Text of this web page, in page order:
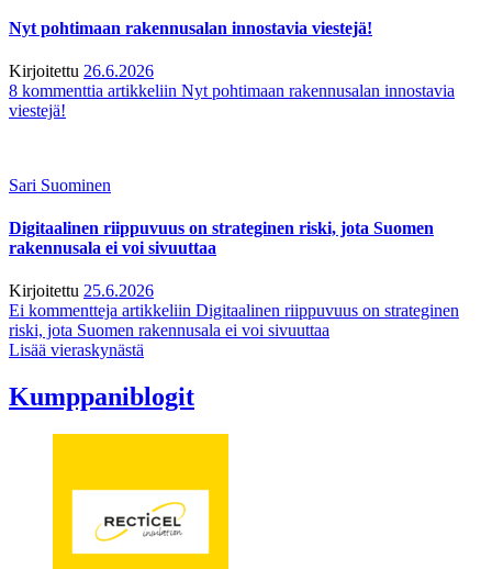
Nyt pohtimaan rakennusalan innostavia viestejä!
Kirjoitettu 26.6.2026
8 kommenttia artikkeliin Nyt pohtimaan rakennusalan innostavia
viestejä!
Sari Suominen
Digitaalinen riippuvuus on strateginen riski, jota Suomen
rakennusala ei voi sivuuttaa
Kirjoitettu 25.6.2026
Ei kommentteja artikkeliin Digitaalinen riippuvuus on strateginen
riski, jota Suomen rakennusala ei voi sivuuttaa
Lisää vieraskynästä
Kumppaniblogit